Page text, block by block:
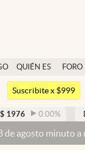
QUIÉN ES
QUIÉN
FORO
Argentina
México
Suscribite x $999
0.00% DÓLAR
minuto a minuto